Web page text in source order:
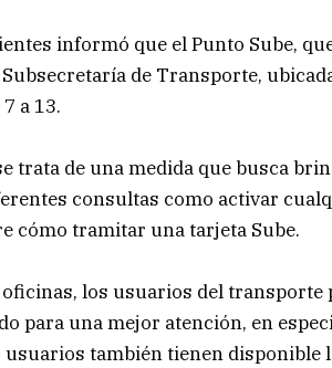
informó que el Punto Sube,
Subsecretaría de Transporte,
a 13.
trata de una medida que busca
consultas como activar
cómo tramitar una tarjeta Sube.
oficinas, los usuarios del
para una mejor atención, en
también tienen disponible